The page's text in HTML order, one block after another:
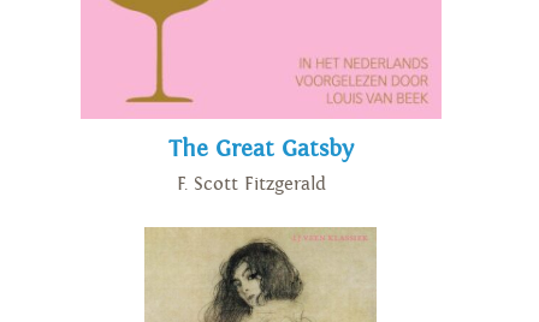
The Great Gatsby
F. Scott Fitzgerald